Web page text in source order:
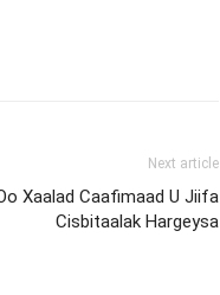
Next article
Xaalad Caafimaad U Jiifa
Cisbitaalak Hargeysa